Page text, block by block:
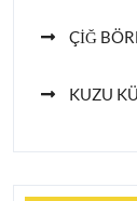
ÇİĞ
KUZU